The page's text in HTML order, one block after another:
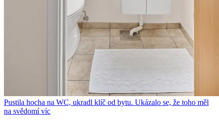
Pustila hocha na WC, ukradl klíč od bytu. Ukázalo se, že toho měl
na svědomí víc